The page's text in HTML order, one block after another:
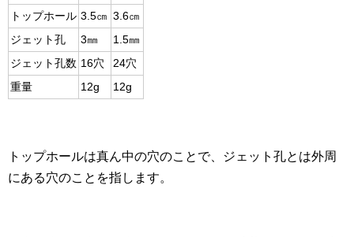
トップホール 3.5㎝ 3.6㎝
ジェット孔
3㎜
1.5㎜
ジェット孔数 16穴
24穴
重量
12g 12g
トップホールは真ん中の穴のことで、ジェット孔とは外周
にある穴のことを指します。